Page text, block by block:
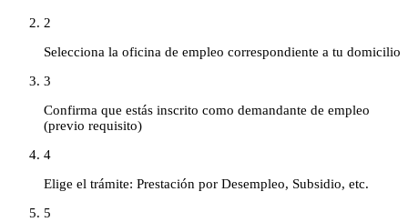
2
Selecciona la oficina de empleo correspondiente a tu domicilio
3
Confirma que estás inscrito como demandante de empleo
(previo requisito)
4
Elige el trámite: Prestación por Desempleo, Subsidio, etc.
5